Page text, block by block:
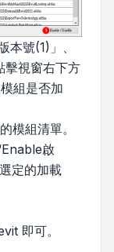
號(1)」、
擊視窗右下方
組是否加
模組清單。
啟
定的加載
即可。